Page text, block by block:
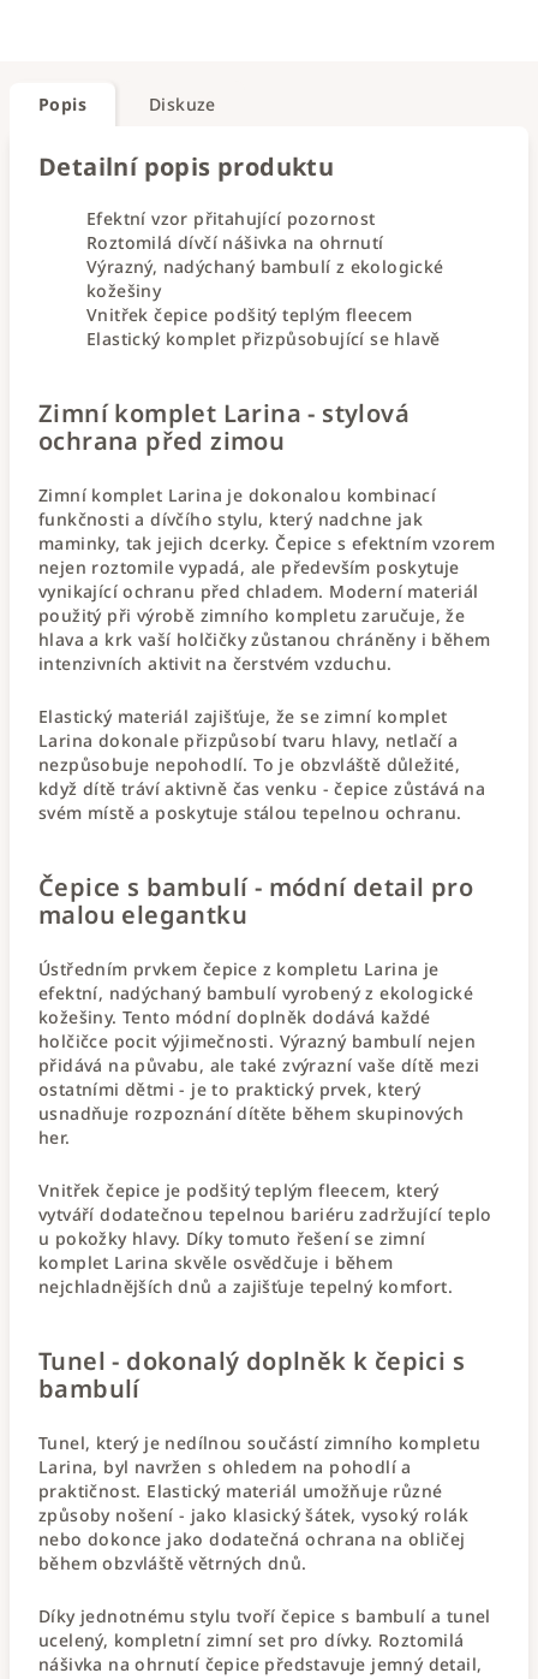
Popis Diskuze
Detailní popis produktu
Efektní vzor přitahující pozornost
Roztomilá dívčí nášivka na ohrnutí
Výrazný, nadýchaný bambulí z ekologické
kožešiny
Vnitřek čepice podšitý teplým fleecem
Elastický komplet přizpůsobující se hlavě
Zimní komplet Larina - stylová
ochrana před zimou
Zimní komplet Larina je dokonalou kombinací
funkčnosti a dívčího stylu, který nadchne jak
maminky, tak jejich dcerky. Čepice s efektním vzorem
nejen roztomile vypadá, ale především poskytuje
vynikající ochranu před chladem. Moderní materiál
použitý při výrobě zimního kompletu zaručuje, že
hlava a krk vaší holčičky zůstanou chráněny i během
intenzivních aktivit na čerstvém vzduchu.
Elastický materiál zajišťuje, že se zimní komplet
Larina dokonale přizpůsobí tvaru hlavy, netlačí a
nezpůsobuje nepohodlí. To je obzvláště důležité,
když dítě tráví aktivně čas venku - čepice zůstává na
svém místě a poskytuje stálou tepelnou ochranu.
Čepice s bambulí - módní detail pro
malou elegantku
Ústředním prvkem čepice z kompletu Larina je
efektní, nadýchaný bambulí vyrobený z ekologické
kožešiny. Tento módní doplněk dodává každé
holčičce pocit výjimečnosti. Výrazný bambulí nejen
přidává na půvabu, ale také zvýrazní vaše dítě mezi
ostatními dětmi - je to praktický prvek, který
usnadňuje rozpoznání dítěte během skupinových
her.
Vnitřek čepice je podšitý teplým fleecem, který
vytváří dodatečnou tepelnou bariéru zadržující teplo
u pokožky hlavy. Díky tomuto řešení se zimní
komplet Larina skvěle osvědčuje i během
nejchladnějších dnů a zajišťuje tepelný komfort.
Tunel - dokonalý doplněk k čepici s
bambulí
Tunel, který je nedílnou součástí zimního kompletu
Larina, byl navržen s ohledem na pohodlí a
praktičnost. Elastický materiál umožňuje různé
způsoby nošení - jako klasický šátek, vysoký rolák
nebo dokonce jako dodatečná ochrana na obličej
během obzvláště větrných dnů.
Díky jednotnému stylu tvoří čepice s bambulí a tunel
ucelený, kompletní zimní set pro dívky. Roztomilá
nášivka na ohrnutí čepice představuje jemný detail,